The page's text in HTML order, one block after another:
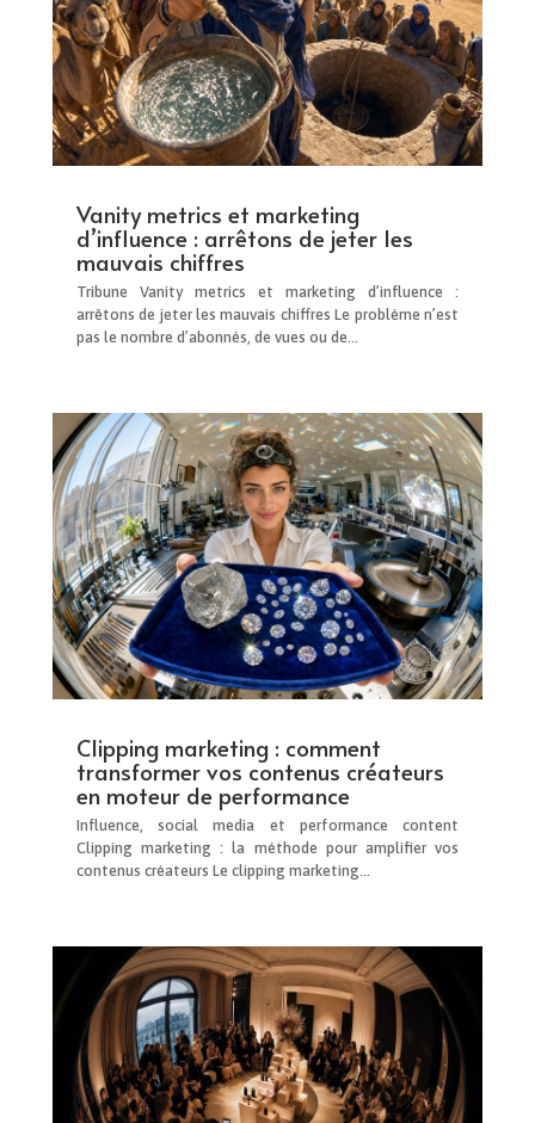
Vanity metrics et marketing
d’influence : arrêtons de jeter les
mauvais chiffres
Tribune Vanity metrics et marketing d’influence :
arrêtons de jeter les mauvais chiffres Le problème n’est
pas le nombre d’abonnés, de vues ou de...
Clipping marketing : comment
transformer vos contenus créateurs
en moteur de performance
Influence, social media et performance content
Clipping marketing : la méthode pour amplifier vos
contenus créateurs Le clipping marketing...